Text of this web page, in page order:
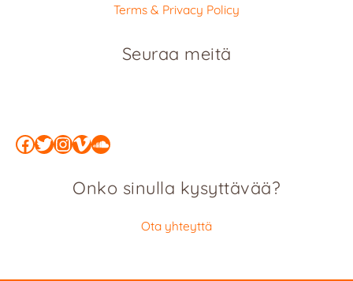
Terms & Privacy Policy
Seuraa meitä
Facebook
Twitter
Instagram
Vimeo
SoundCloud
Onko sinulla kysyttävää?
Ota yhteyttä